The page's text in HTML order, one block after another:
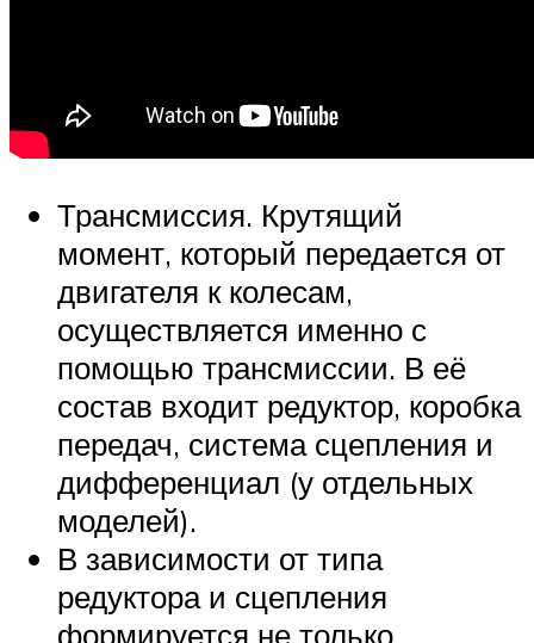
Трансмиссия. Крутящий
момент, который передается от
двигателя к колесам,
осуществляется именно с
помощью трансмиссии. В её
состав входит редуктор, коробка
передач, система сцепления и
дифференциал (у отдельных
моделей).
В зависимости от типа
редуктора и сцепления
формируется не только